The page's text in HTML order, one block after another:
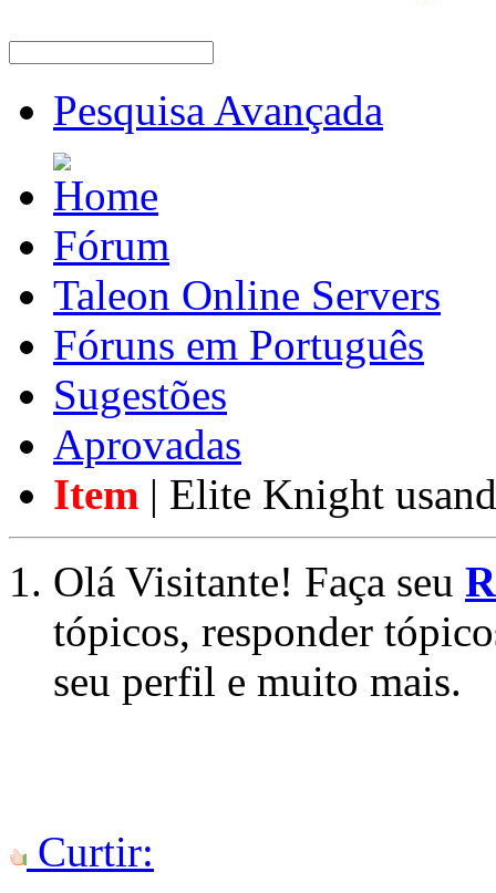
Pesquisa Avançada
Fórum
Taleon Online Servers
Fóruns em Português
Sugestões
Aprovadas
Item | Elite Knight
Olá Visitante! Faça seu
tópicos, responder
seu perfil e muito mais.
Curtir: